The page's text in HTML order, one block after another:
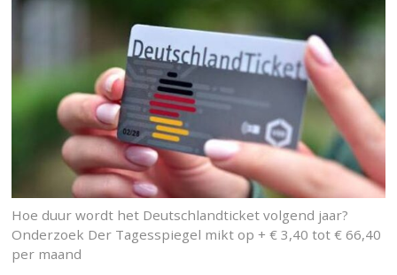
Hoe duur wordt het Deutschlandticket volgend jaar?
Onderzoek Der Tagesspiegel mikt op + € 3,40 tot € 66,40
per maand